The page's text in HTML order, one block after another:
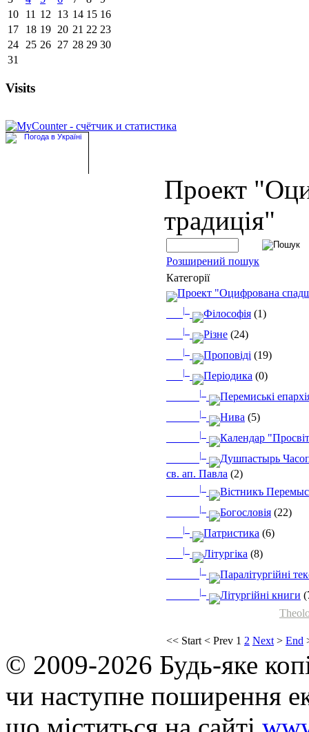
10
11 12 13 14 15 16
17
18 19 20 21 22 23
24
25 26 27 28 29 30
31
Visits
Проект
традиція"
Розширений пошук
Категорії
<< Start < Prev 1 2 Next > End
Проект "Оцифрована
|_ Філософія (1)
|_ Різне (24)
|_ Проповіді (19)
|_ Періодика (0)
|_ Перемиські
|_ Нива (5)
|_ Календар
|_
Душпастырь
св. ап. Павла (2)
|_ Вістникъ
|_ Богословія (22)
|_ Патристика (6)
|_ Літургіка (8)
|_ Паралітургійні
|_ Літургійні книги
© 2009-2026 Будь-яке
чи наступне поширення